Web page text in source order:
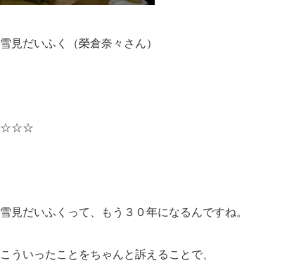
雪見だいふく（榮倉奈々さん）
☆☆☆
雪見だいふくって、もう３０年になるんですね。
こういったことをちゃんと訴えることで、